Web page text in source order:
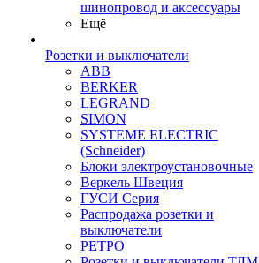
шинопровод и аксессуары
Ещё
Розетки и выключатели
ABB
BERKER
LEGRAND
SIMON
SYSTEME ELECTRIC
(Schneider)
Блоки электроустановочные
Веркель Швеция
ГУСИ Серия
Распродажа розетки и
выключатели
РЕТРО